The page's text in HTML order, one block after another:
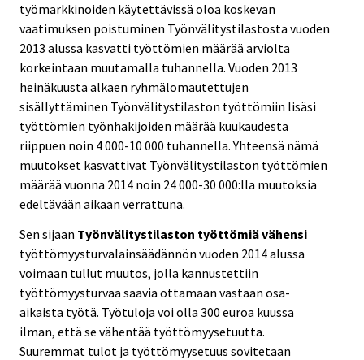
työmarkkinoiden käytettävissä oloa koskevan
vaatimuksen poistuminen Työnvälitystilastosta vuoden
2013 alussa kasvatti työttömien määrää arviolta
korkeintaan muutamalla tuhannella. Vuoden 2013
heinäkuusta alkaen ryhmälomautettujen
sisällyttäminen Työnvälitystilaston työttömiin lisäsi
työttömien työnhakijoiden määrää kuukaudesta
riippuen noin 4 000-10 000 tuhannella. Yhteensä nämä
muutokset kasvattivat Työnvälitystilaston työttömien
määrää vuonna 2014 noin 24 000-30 000:lla muutoksia
edeltävään aikaan verrattuna.
Sen sijaan Työnvälitystilaston työttömiä vähensi
työttömyysturvalainsäädännön vuoden 2014 alussa
voimaan tullut muutos, jolla kannustettiin
työttömyysturvaa saavia ottamaan vastaan osa-
aikaista työtä. Työtuloja voi olla 300 euroa kuussa
ilman, että se vähentää työttömyysetuutta.
Suuremmat tulot ja työttömyysetuus sovitetaan